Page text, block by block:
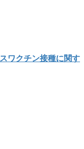
クチン接種に関す